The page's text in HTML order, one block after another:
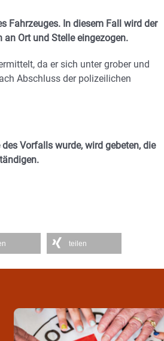
Fahrzeuges. In diesem Fall wird der
Ort und Stelle eingezogen.
da er sich unter grober und
Abschluss der polizeilichen
Vorfalls wurde, wird gebeten, die
teilen